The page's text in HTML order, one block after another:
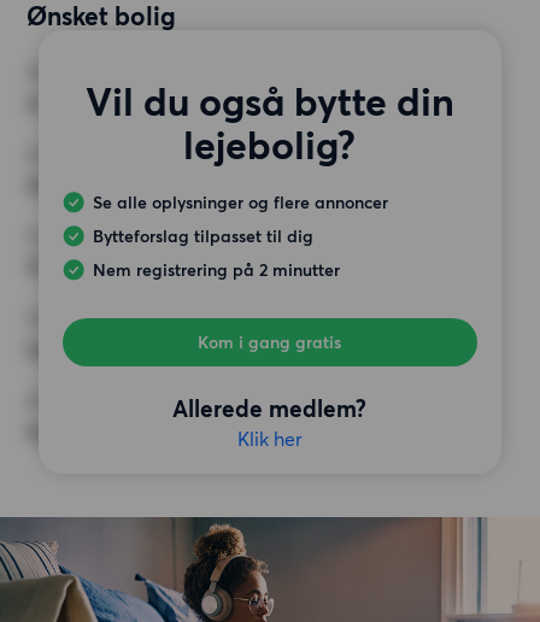
Ønsket bolig
Vil du også bytte din
lejebolig?
Se alle oplysninger og flere annoncer
Bytteforslag tilpasset til dig
Nem registrering på 2 minutter
Kom i gang gratis
Allerede medlem?
Klik her
4 værelser
MIN. ANTAL KVADRATMETER
MAX HUSLEJE
11 000 kr.
Ingen særlige krav
ØVRIGE PRÆFERENCER
Ingen særlige præferencer